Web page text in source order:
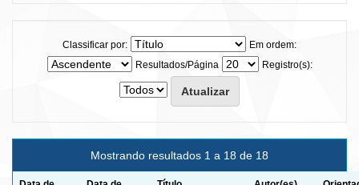
Classificar por:
Em ordem:
Resultados/Página
Registro(s):
Mostrando resultados 1 a 18 de 18